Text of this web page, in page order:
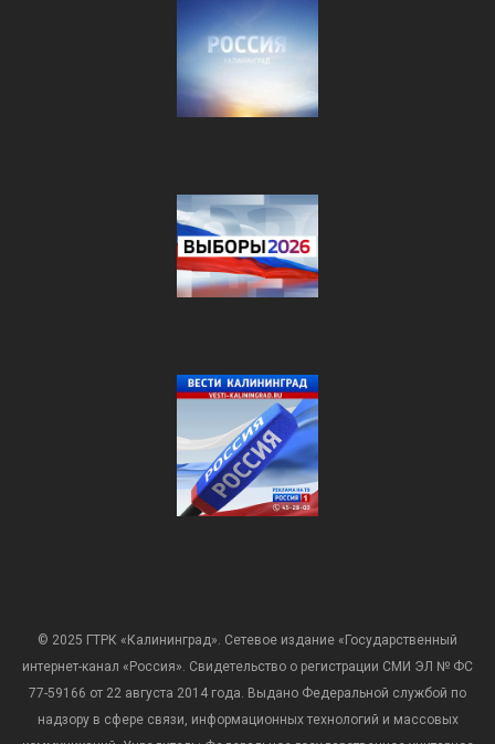
© 2025 ГТРК «Калининград». Сетевое издание «Государственный
интернет-канал «Россия». Свидетельство о регистрации СМИ ЭЛ № ФС
77-59166 от 22 августа 2014 года. Выдано Федеральной службой по
надзору в сфере связи, информационных технологий и массовых